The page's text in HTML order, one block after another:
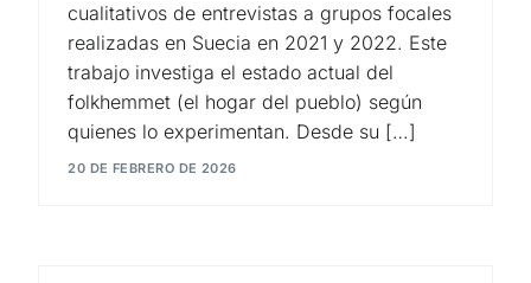
cualitativos de entrevistas a grupos focales
realizadas en Suecia en 2021 y 2022. Este
trabajo investiga el estado actual del
folkhemmet (el hogar del pueblo) según
quienes lo experimentan. Desde su […]
20 DE FEBRERO DE 2026